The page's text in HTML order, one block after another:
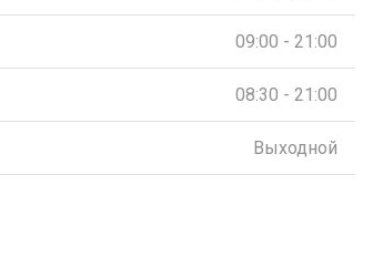
09:00 - 21:00
08:30 - 21:00
Выходной